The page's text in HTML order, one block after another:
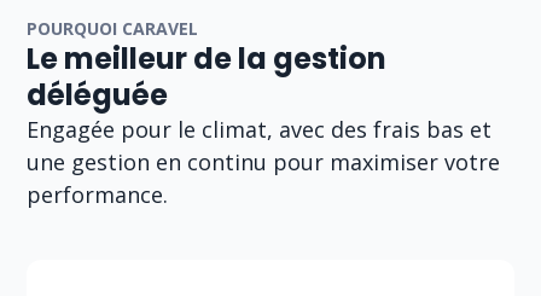
POURQUOI CARAVEL
Le meilleur de la gestion
déléguée
Engagée pour le climat, avec des frais bas et
une gestion en continu pour maximiser votre
performance.